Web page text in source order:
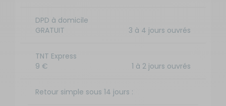
DPD à domicile
GRATUIT
3 à 4 jours ouvrés
TNT Express
9 €
1 à 2 jours ouvrés
Retour simple sous 14 jours :